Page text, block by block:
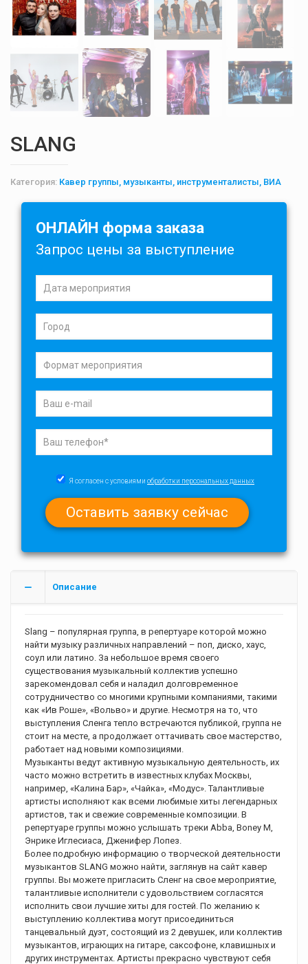
SLANG
Категория: Кавер группы, музыканты, инструменталисты, ВИА
ОНЛАЙН форма заказа
Запрос цены за выступление
Я согласен с условиями обработки персональных данных
Описание
Slang – популярная группа, в репертуаре которой можно
найти музыку различных направлений – поп, диско, хаус,
соул или латино. За небольшое время своего
существования музыкальный коллектив успешно
зарекомендовал себя и наладил долговременное
сотрудничество со многими крупными компаниями, такими
как «Ив Роше», «Вольво» и другие. Несмотря на то, что
выступления Сленга тепло встречаются публикой, группа не
стоит на месте, а продолжает оттачивать свое мастерство,
работает над новыми композициями.
Музыканты ведут активную музыкальную деятельность, их
часто можно встретить в известных клубах Москвы,
например, «Калина Бар», «Чайка», «Модус». Талантливые
артисты исполняют как всеми любимые хиты легендарных
артистов, так и свежие современные композиции. В
репертуаре группы можно услышать треки Abba, Boney M,
Энрике Иглесиаса, Дженифер Лопез.
Более подробную информацию о творческой деятельности
музыкантов SLANG можно найти, заглянув на сайт кавер
группы. Вы можете пригласить Сленг на свое мероприятие,
талантливые исполнители с удовольствием согласятся
исполнить свои лучшие хиты для гостей. По желанию к
выступлению коллектива могут присоединиться
танцевальный дуэт, состоящий из 2 девушек, или коллектив
музыкантов, играющих на гитаре, саксофоне, клавишных и
других инструментах. Артисты прекрасно чувствуют себя